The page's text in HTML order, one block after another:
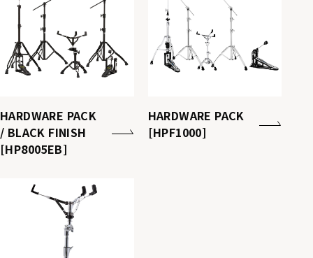
HARDWARE PACK
/ BLACK FINISH
[HP8005EB]
HARDWARE PACK
[HPF1000]